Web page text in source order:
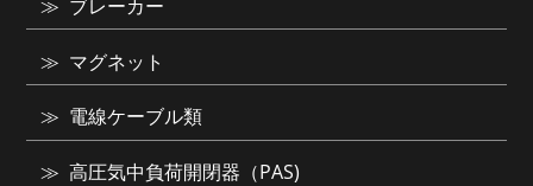
ブレーカー
マグネット
電線ケーブル類
高圧気中負荷開閉器（PAS)